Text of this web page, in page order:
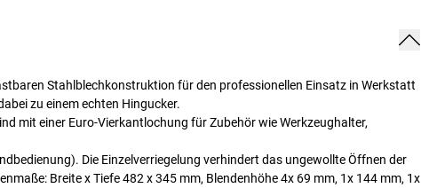
Stahlblechkonstruktion für den professionellen Einsatz in Werkstatt
zu einem echten Hingucker.
mit einer Euro-Vierkantlochung für Zubehör wie Werkzeughalter,
Die Einzelverriegelung verhindert das ungewollte Öffnen der
Breite x Tiefe 482 x 345 mm, Blendenhöhe 4x 69 mm, 1x 144 mm, 1x